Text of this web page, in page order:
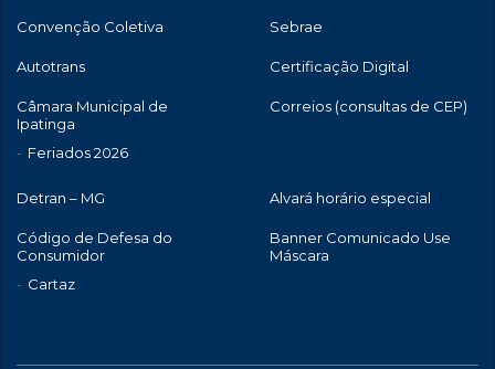
Convenção Coletiva Sebrae
Autotrans Certificação Digital
Câmara Municipal de
Ipatinga
Feriados 2026
Correios (consultas de CEP)
Detran – MG Alvará horário especial
Código de Defesa do
Consumidor
Cartaz
Banner Comunicado Use
Máscara